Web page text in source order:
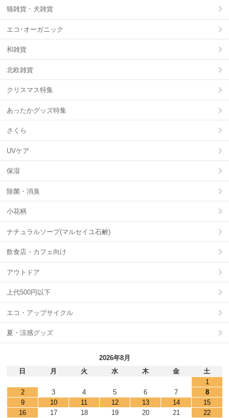
猫雑貨・犬雑貨
エコ･オーガニック
和雑貨
北欧雑貨
クリスマス特集
あったかグッズ特集
さくら
UVケア
保湿
除菌・消臭
小花柄
ナチュラルソープ(マルセイユ石鹸)
飲食店・カフェ向け
アウトドア
上代500円以下
エコ・アップサイクル
夏・涼感グッズ
2026年8月
日
月 火 水 木 金
土
1
2
3 4 5 6 7
8
9
10 11 12 13 14
15
16
17 18 19 20 21
22